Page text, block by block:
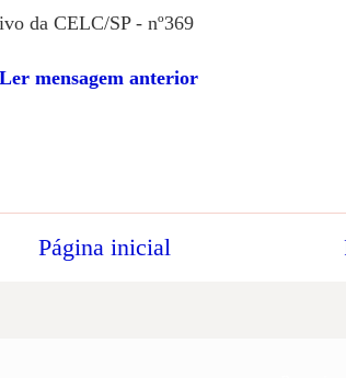
da CELC/SP - nº369
Ler mensagem anterior
Página inicial